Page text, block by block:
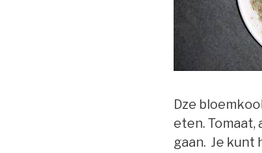
Dze
eten. Tomaat,
gaan. Je kunt